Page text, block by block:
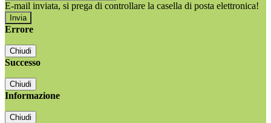
E-mail inviata, si prega di controllare la casella di posta elettronica!
Errore
Chiudi
Successo
Chiudi
Informazione
Chiudi